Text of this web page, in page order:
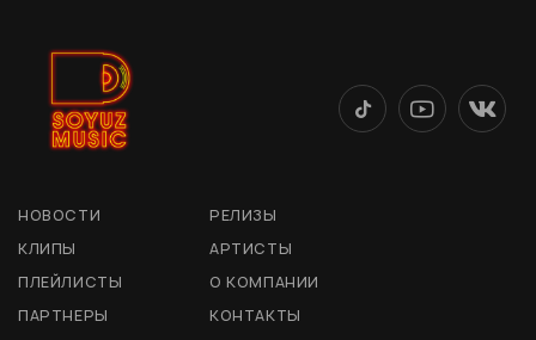
НОВОСТИ
РЕЛИЗЫ
КЛИПЫ
АРТИСТЫ
ПЛЕЙЛИСТЫ
О КОМПАНИИ
ПАРТНЕРЫ
КОНТАКТЫ